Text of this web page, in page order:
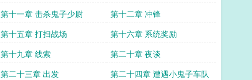
第十一章 击杀鬼子少尉
第十二章 冲锋
第十五章 打扫战场
第十六章 系统奖励
第十九章 线索
第二十章 夜谈
第二十三章 出发
第二十四章 遭遇小鬼子车队